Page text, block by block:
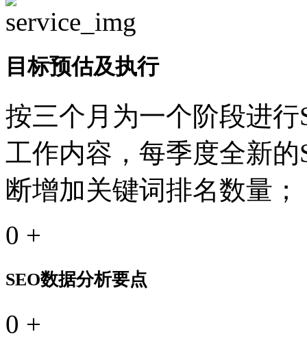
目标预估及执行
按三个月为一个阶段进
工作内容，每季度全新
断增加关键词排名数量；
0 +
SEO数据分析要点
0 +